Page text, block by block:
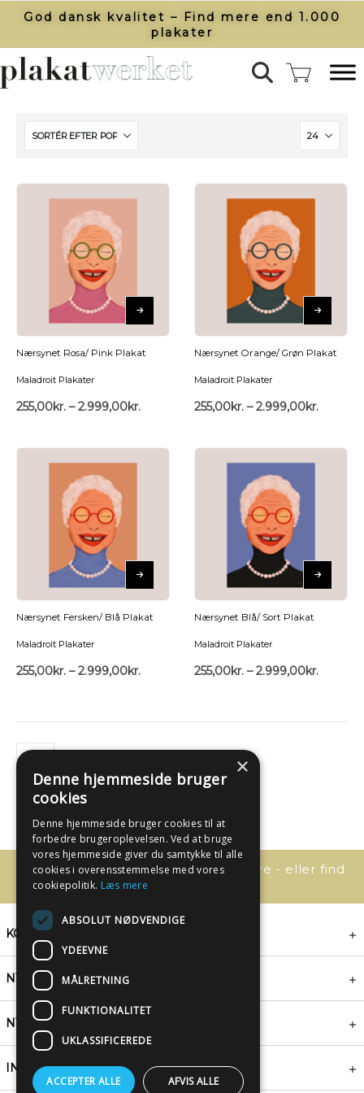
God dansk kvalitet – Find mere end 1.000
plakater​
Nærsynet Rosa/ Pink Plakat
Maladroit Plakater
255,00kr. – 2.999,00kr.
Nærsynet Orange/ Grøn Plakat
Maladroit Plakater
255,00kr. – 2.999,00kr.
Nærsynet Fersken/ Blå Plakat
Maladroit Plakater
255,00kr. – 2.999,00kr.
Nærsynet Blå/ Sort Plakat
Maladroit Plakater
255,00kr. – 2.999,00kr.
Har du spørgsmål, så kontakt os bare - eller find
svaret her:
KONTAKT
NYHEDSBREV
NYTTIGE LINKS
INSPIRATION
×
Denne hjemmeside bruger
cookies
Denne hjemmeside bruger cookies til at
forbedre brugeroplevelsen. Ved at bruge
vores hjemmeside giver du samtykke til alle
cookies i overensstemmelse med vores
cookiepolitik. Læs mere
ABSOLUT NØDVENDIGE
YDEEVNE
MÅLRETNING
FUNKTIONALITET
UKLASSIFICEREDE
ACCEPTER ALLE AFVIS ALLE